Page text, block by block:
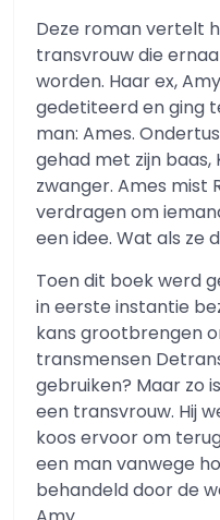
Deze roman vertelt
transvrouw die
worden. Haar ex,
gedetiteerd en ging
man: Ames.
gehad met zijn
zwanger. Ames mist
verdragen om
een idee. Wat als ze
Toen dit boek werd
in eerste instantie
kans grootbrengen
transmensen
gebruiken? Maar zo
een transvrouw. Hij
koos ervoor om
een man vanwege
behandeld door de